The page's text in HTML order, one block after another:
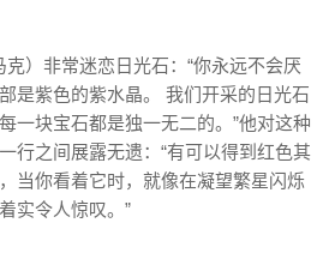
）非常迷恋日光石：“你永远不会厌
是紫色的紫水晶。 我们开采的日光石
一块宝石都是独一无二的。”他对这种
行之间展露无遗：“有可以得到红色其
当你看着它时，就像在凝望繁星闪烁
实令人惊叹。”